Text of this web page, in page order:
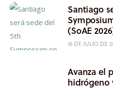
Santiago
(SoAE
16 DE JULIO DE
Avanza el
hidrógeno